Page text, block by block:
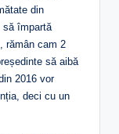
din
să împartă
rămân cam 2
să aibă
2016 vor
deci cu un